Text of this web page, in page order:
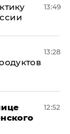
13:49
13:28
12:52